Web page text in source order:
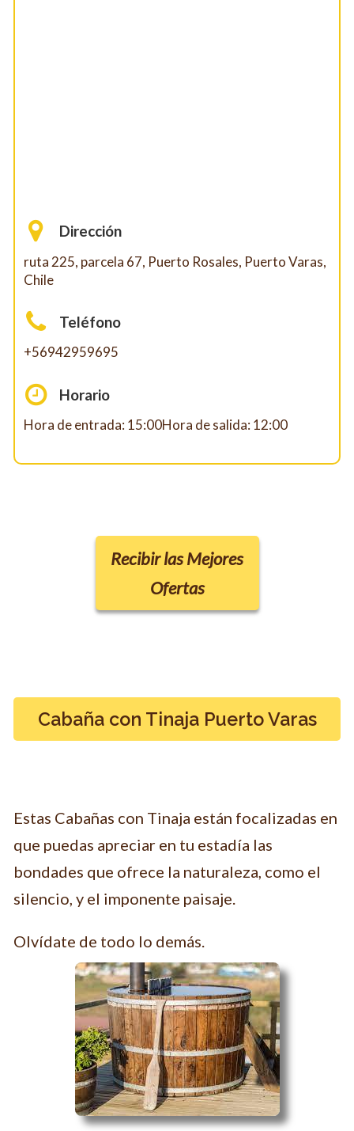
Dirección
ruta 225, parcela 67, Puerto Rosales, Puerto Varas,
Chile
Teléfono
+56942959695
Horario
Hora de entrada: 15:00Hora de salida: 12:00
Recibir las Mejores
Ofertas
Cabaña con Tinaja Puerto Varas
Estas Cabañas con Tinaja están focalizadas en
que puedas apreciar en tu estadía las
bondades que ofrece la naturaleza, como el
silencio, y el imponente paisaje.
Olvídate de todo lo demás.